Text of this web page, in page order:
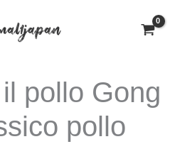
pollo Gong
pollo